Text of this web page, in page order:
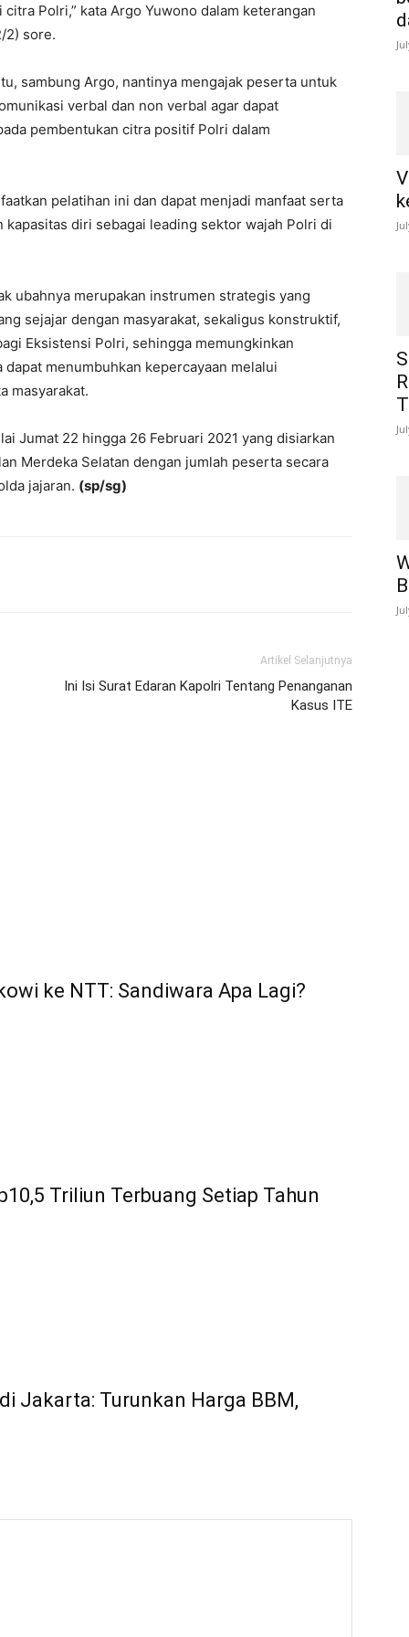
Polri,” kata Argo Yuwono dalam keterangan
2) sore.
sambung Argo, nantinya mengajak peserta untuk
verbal dan non verbal agar dapat
pembentukan citra positif Polri dalam
pelatihan ini dan dapat menjadi manfaat serta
diri sebagai leading sektor wajah Polri di
ubahnya merupakan instrumen strategis yang
sejajar dengan masyarakat, sekaligus konstruktif,
Eksistensi Polri, sehingga memungkinkan
menumbuhkan kepercayaan melalui
masyarakat.
Jumat 22 hingga 26 Februari 2021 yang disiarkan
Merdeka Selatan dengan jumlah peserta secara
jajaran. (sp/sg)
Artikel Selanjutnya
Ini Isi Surat Edaran Kapolri Tentang Penanganan
Kasus ITE
ke NTT: Sandiwara Apa Lagi?
Triliun Terbuang Setiap Tahun
Jakarta: Turunkan Harga BBM,